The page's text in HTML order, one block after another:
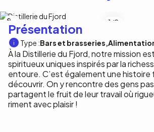
1 /2
Présentation
Type :Bars et brasseries
À la Distillerie du Fjord, notre mission
spiritueux uniques inspirés par la
entoure. C’est également une histoire
découvrir. On y rencontre des gens
partagent le fruit de leur travail où
riment avec plaisir !